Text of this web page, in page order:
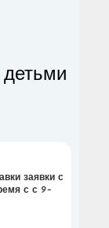
заявки с
с с 9-